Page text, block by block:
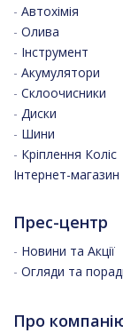
- Автохімія
- Олива
- Інструмент
- Акумулятори
- Склоочисники
- Диски
- Шини
- Кріплення Коліс
Інтернет-
Прес-центр
- Новини та Акції
- Огляди та
Про